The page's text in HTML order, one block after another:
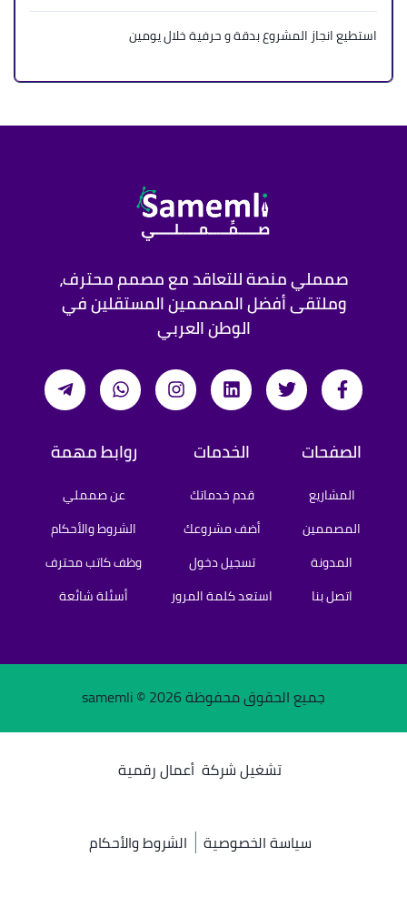
استطيع انجاز المشروع بدقة و حرفية خلال يومين
صمملي منصة للتعاقد مع مصمم محترف،
وملتقى أفضل المصممين المستقلين في
الوطن العربي
الصفحات
المشاريع
المصممين
المدونة
اتصل بنا
الخدمات
قدم خدماتك
أضف مشروعك
تسجيل دخول
استعد كلمة المرور
روابط مهمة
عن صمملي
الشروط والأحكام
وظف كاتب محترف
أسئلة شائعة
جميع الحقوق محفوظة samemli ©2026
تشغيل شركة أعمال رقمية
سياسة الخصوصية الشروط والأحكام